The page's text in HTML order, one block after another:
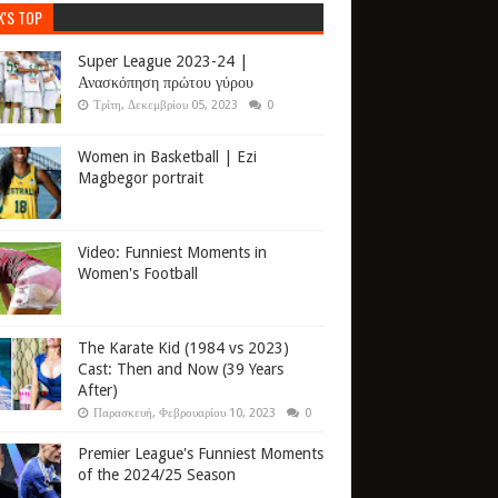
TOP
Super League 2023-24 |
Ανασκόπηση πρώτου γύρου
Τρίτη, Δεκεμβρίου 05, 2023 0
Women in Basketball | Ezi
Magbegor portrait
Video: Funniest Moments in
Women's Football
The Karate Kid (1984 vs 2023)
Cast: Then and Now (39 Years
After)
Παρασκευή, Φεβρουαρίου 10, 2023 0
Premier League's Funniest Moments
of the 2024/25 Season